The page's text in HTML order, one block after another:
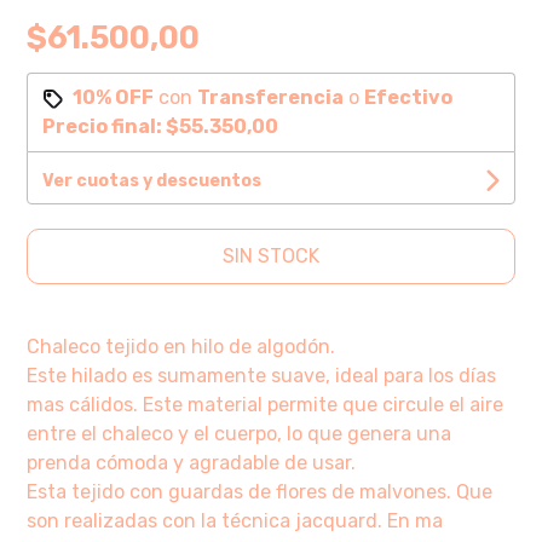
$61.500,00
10% OFF con Transferencia o Efectivo
Precio final:$55.350,00
Ver cuotas y descuentos
SIN STOCK
Chaleco tejido en hilo de algodón.
Este hilado es sumamente suave, ideal para los días
mas cálidos. Este material permite que circule el aire
entre el chaleco y el cuerpo, lo que genera una
prenda cómoda y agradable de usar.
Esta tejido con guardas de flores de malvones. Que
son realizadas con la técnica jacquard. En ma